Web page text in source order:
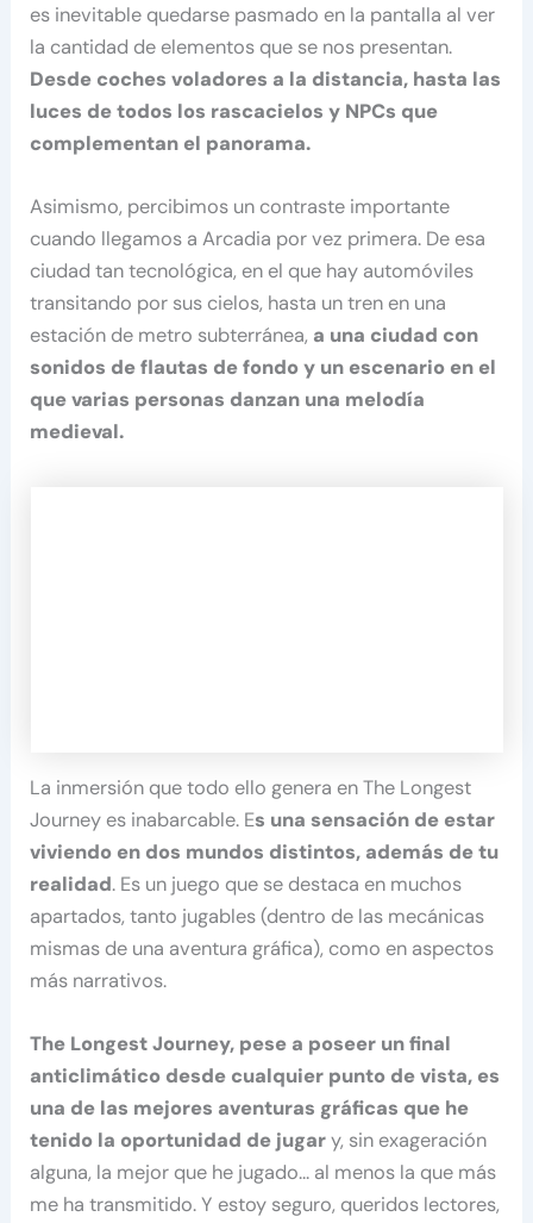
es inevitable quedarse pasmado en la pantalla al ver
la cantidad de elementos que se nos presentan.
Desde coches voladores a la distancia, hasta las
luces de todos los rascacielos y NPCs que
complementan el panorama.
Asimismo, percibimos un contraste importante
cuando llegamos a Arcadia por vez primera. De esa
ciudad tan tecnológica, en el que hay automóviles
transitando por sus cielos, hasta un tren en una
estación de metro subterránea, a una ciudad con
sonidos de flautas de fondo y un escenario en el
que varias personas danzan una melodía
medieval.
La inmersión que todo ello genera en The Longest
Journey es inabarcable. Es una sensación de estar
viviendo en dos mundos distintos, además de tu
realidad. Es un juego que se destaca en muchos
apartados, tanto jugables (dentro de las mecánicas
mismas de una aventura gráfica), como en aspectos
más narrativos.
The Longest Journey, pese a poseer un final
anticlimático desde cualquier punto de vista, es
una de las mejores aventuras gráficas que he
tenido la oportunidad de jugary, sin exageración
alguna, la mejor que he jugado… al menos la que más
me ha transmitido. Y estoy seguro, queridos lectores,